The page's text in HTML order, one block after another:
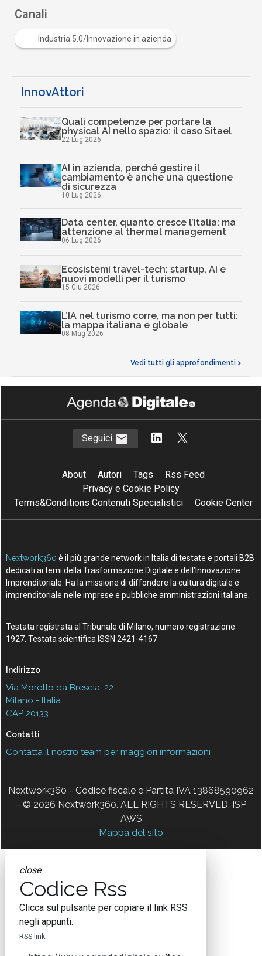
Canali
Industria 5.0/Innovazione in azienda
InnovAttori
Quali competenze per portare la
physical AI nello spazio: il caso Sitael
22 Lug 2026
AI in azienda, perché gestire il
cambiamento è anche una questione
di sicurezza
10 Lug 2026
Data center, quanto cresce l’Italia: ma
attenzione al thermal management
06 Lug 2026
Ecosistemi travel-tech: startup, AI e
nuovi modelli per il turismo
15 Giu 2026
L’IA nel turismo corre, ma non per tutti:
la mappa italiana e globale
08 Mag 2026
Vedi tutti gli approfondimenti >
Seguici
About Autori Tags
Rss Feed
Privacy e Cookie Policy
Terms&Conditions Contenuti Specialistici
Cookie Center
Nextwork360 è il più grande network in Italia di testate e portali B2B
dedicati ai temi della Trasformazione Digitale e dell’Innovazione
Imprenditoriale. Ha la missione di diffondere la cultura digitale e
imprenditoriale nelle imprese e pubbliche amministrazioni italiane.
Testata registrata al Tribunale di Milano, numero registrazione
1927. Testata scientifica ISSN 2421-4167
Indirizzo
Via Moretto da Brescia, 22
Milano - Italia
CAP 20133
Contatti
Contatta il nostro team per maggiori informazioni
Nextwork360 - Codice fiscale e Partita IVA 13868590962
- © 2026 Nextwork360. ALL RIGHTS RESERVED. ISP
AWS
Mappa del sito
close
Codice Rss
Clicca sul pulsante per copiare il link RSS
negli appunti.
RSS link